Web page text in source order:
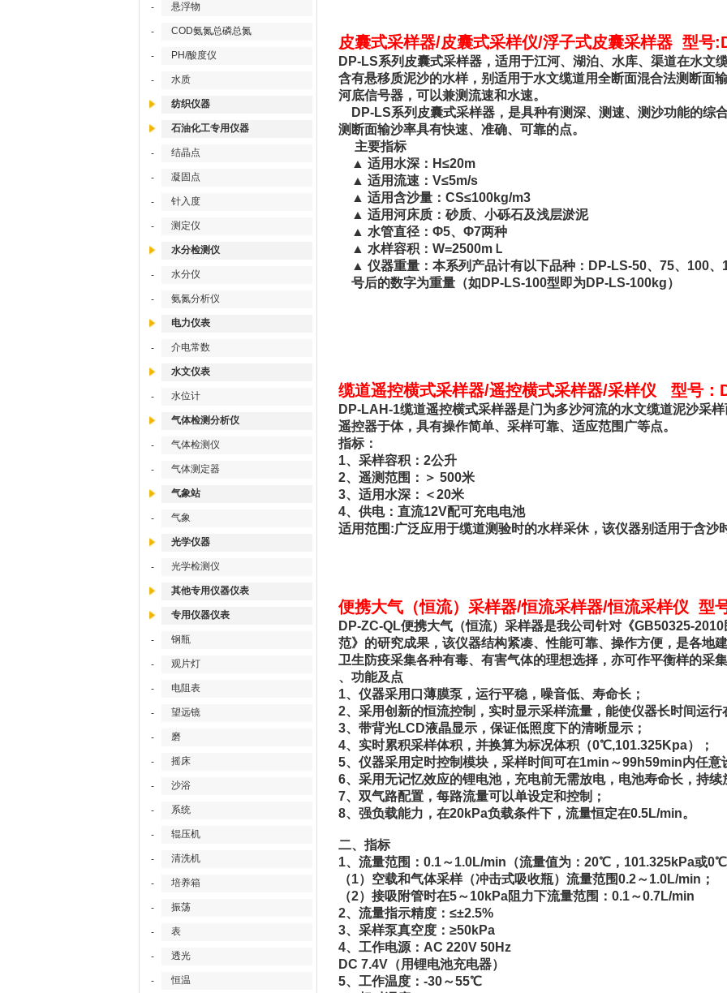
- 悬浮物
- COD氨氮总磷总氮
- PH/酸度仪
- 水质
纺织仪器
石油化工专用仪器
- 结晶点
- 凝固点
- 针入度
- 测定仪
水分检测仪
- 水分仪
- 氨氮分析仪
电力仪表
- 介电常数
水文仪表
- 水位计
气体检测分析仪
- 气体检测仪
- 气体测定器
气象站
- 气象
光学仪器
- 光学检测仪
其他专用仪器仪表
专用仪器仪表
- 钢瓶
- 观片灯
- 电阻表
- 望远镜
- 磨
- 摇床
- 沙浴
- 系统
- 辊压机
- 清洗机
- 培养箱
- 振荡
- 表
- 透光
- 恒温
皮囊式采样器/皮囊式采样仪/浮子式皮囊采样器 型号
DP-LS系列皮囊式采样器，适用于江河、湖泊、水库、渠道在水文
含有悬移质泥沙的水样，别适用于水文缆道用全断面混合法测断面
河底信号器，可以兼测流速和水速。
DP-LS系列皮囊式采样器，是具种有测深、测速、测沙功能的综
测断面输沙率具有快速、准确、可靠的点。
主要指标
▲ 适用水深：H≤20m
▲ 适用流速：V≤5m/s
▲ 适用含沙量：CS≤100kg/m3
▲ 适用河床质：砂质、小砾石及浅层淤泥
▲ 水管直径：Φ5、Φ7两种
▲ 水样容积：W=2500mＬ
▲ 仪器重量：本系列产品计有以下品种：DP-LS-50、75、100、
号后的数字为重量（如DP-LS-100型即为DP-LS-100kg）
缆道遥控横式采样器/遥控横式采样器/采样仪 型号：
DP-LAH-1缆道遥控横式采样器是门为多沙河流的水文缆道泥沙采
遥控器于体，具有操作简单、采样可靠、适应范围广等点。
指标：
1、采样容积：2公升
2、遥测范围：＞ 500米
3、适用水深：＜20米
4、供电：直流12V配可充电电池
适用范围:广泛应用于缆道测验时的水样采休，该仪器别适用于含沙
便携大气（恒流）采样器/恒流采样器/恒流采样仪 型
DP-ZC-QL便携大气（恒流）采样器是我公司针对《GB50325-
范》的研究成果，该仪器结构紧凑、性能可靠、操作方便，是各地
卫生防疫采集各种有毒、有害气体的理想选择，亦可作平衡样的采
、功能及点
1、仪器采用口薄膜泵，运行平稳，噪音低、寿命长；
2、采用创新的恒流控制，实时显示采样流量，能使仪器长时间运行
3、带背光LCD液晶显示，保证低照度下的清晰显示；
4、实时累积采样体积，并换算为标况体积（0℃,101.325Kpa）；
5、仪器采用定时控制模块，采样时间可在1min～99h59min内任意
6、采用无记忆效应的锂电池，充电前无需放电，电池寿命长，持续
7、双气路配置，每路流量可以单设定和控制；
8、强负载能力，在20kPa负载条件下，流量恒定在0.5L/min。
二、指标
1、流量范围：0.1～1.0L/min（流量值为：20℃，101.325kPa或
（1）空载和气体采样（冲击式吸收瓶）流量范围0.2～1.0L/min；
（2）接吸附管时在5～10kPa阻力下流量范围：0.1～0.7L/min
2、流量指示精度：≤±2.5%
3、采样泵真空度：≥50kPa
4、工作电源：AC 220V 50Hz
DC 7.4V（用锂电池充电器）
5、工作温度：-30～55℃